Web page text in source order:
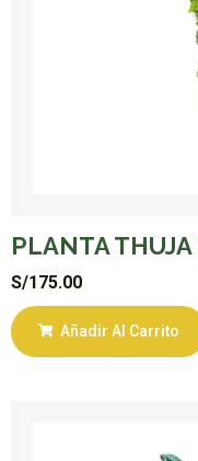
PLANTA
S/175.00
Añadir Al Carrito